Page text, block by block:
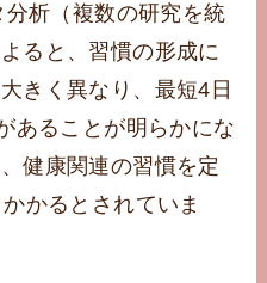
析（複数の研究を統
ると、習慣の形成に
きく異なり、最短4日
あることが明らかにな
健康関連の習慣を定
かるとされていま